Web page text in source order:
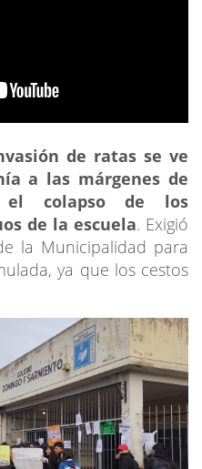
de ratas se ve
a las márgenes de
colapso de los
de la escuela. Exigió
la Municipalidad para
ya que los cestos